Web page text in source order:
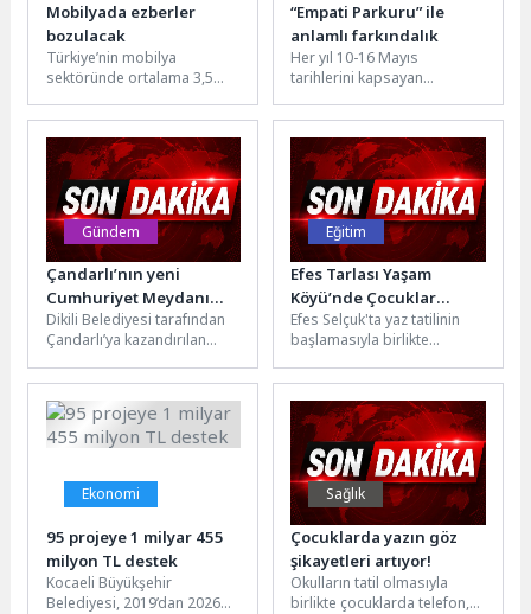
Mobilyada ezberler
bozulacak
Türkiye’nin mobilya
sektöründe ortalama 3,5
dolara çıkarmak için çaba
gösteren...
“Empati Parkuru” ile
anlamlı farkındalık
Her yıl 10-16 Mayıs
tarihlerini kapsayan
Meydanı’nda düzenlenen
“Sevgi Engel Tanımaz...
Gündem
Çandarlı’nın yeni
Cumhuriyet Meydanı
açılıyor
Dikili Belediyesi tarafından
Çandarlı’ya kazandırılan
Ağustos Cuma günü
düzenlenecek görkemli bir
törenle...
Eğitim
Efes Tarlası Yaşam
Köyü’nde Çocuklar
Toprağın Bilgisi ile
Buluştu
Efes Selçuk'ta yaz tatilinin
başlamasıyla birlikte
üretimin kadim bilgisiyle
buluştu.İzmir Büyükşehir
Belediyesi...
Ekonomi
95 projeye 1 milyar 455
milyon TL destek
Kocaeli Büyükşehir
Belediyesi, 2019’dan 2026
Sağlık
Çocuklarda yazın göz
şikayetleri artıyor!
Okulların tatil olmasıyla
birlikte çocuklarda telefon,